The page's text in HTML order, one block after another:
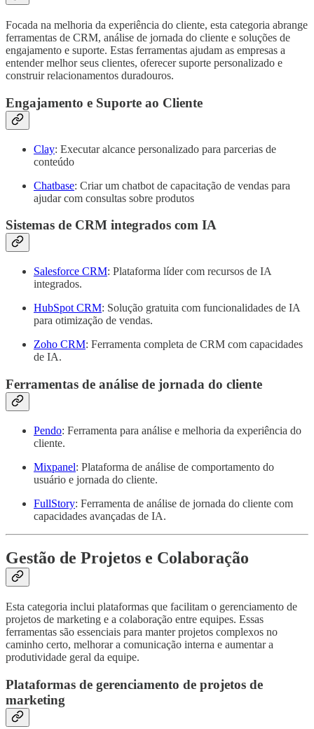
Focada na melhoria da experiência do cliente, esta categoria abrange
ferramentas de CRM, análise de jornada do cliente e soluções de
engajamento e suporte. Estas ferramentas ajudam as empresas a
entender melhor seus clientes, oferecer suporte personalizado e
construir relacionamentos duradouros.
Engajamento e Suporte ao Cliente
Clay: Executar alcance personalizado para parcerias de
conteúdo
Chatbase: Criar um chatbot de capacitação de vendas para
ajudar com consultas sobre produtos
Sistemas de CRM integrados com IA
Salesforce CRM: Plataforma líder com recursos de IA
integrados.
HubSpot CRM: Solução gratuita com funcionalidades de IA
para otimização de vendas.
Zoho CRM: Ferramenta completa de CRM com capacidades
de IA.
Ferramentas de análise de jornada do cliente
Pendo: Ferramenta para análise e melhoria da experiência do
cliente.
Mixpanel: Plataforma de análise de comportamento do
usuário e jornada do cliente.
FullStory: Ferramenta de análise de jornada do cliente com
capacidades avançadas de IA.
Gestão de Projetos e Colaboração
Esta categoria inclui plataformas que facilitam o gerenciamento de
projetos de marketing e a colaboração entre equipes. Essas
ferramentas são essenciais para manter projetos complexos no
caminho certo, melhorar a comunicação interna e aumentar a
produtividade geral da equipe.
Plataformas de gerenciamento de projetos de
marketing